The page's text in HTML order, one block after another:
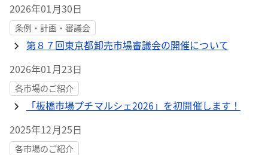
2026年01月30日
条例・計画・審議会
第８７回東京都卸売市場審議会の開催について
2026年01月23日
各市場のご紹介
「板橋市場プチマルシェ2026」を初開催します！
2025年12月25日
各市場のご紹介